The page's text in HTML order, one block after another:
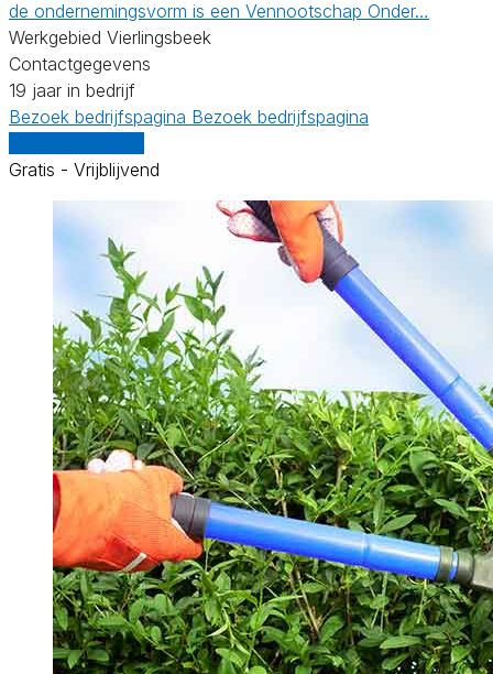
de ondernemingsvorm is een Vennootschap Onder…
Werkgebied Vierlingsbeek
Contactgegevens
19 jaar in bedrijf
Bezoek bedrijfspagina Bezoek bedrijfspagina
Gratis - Vrijblijvend